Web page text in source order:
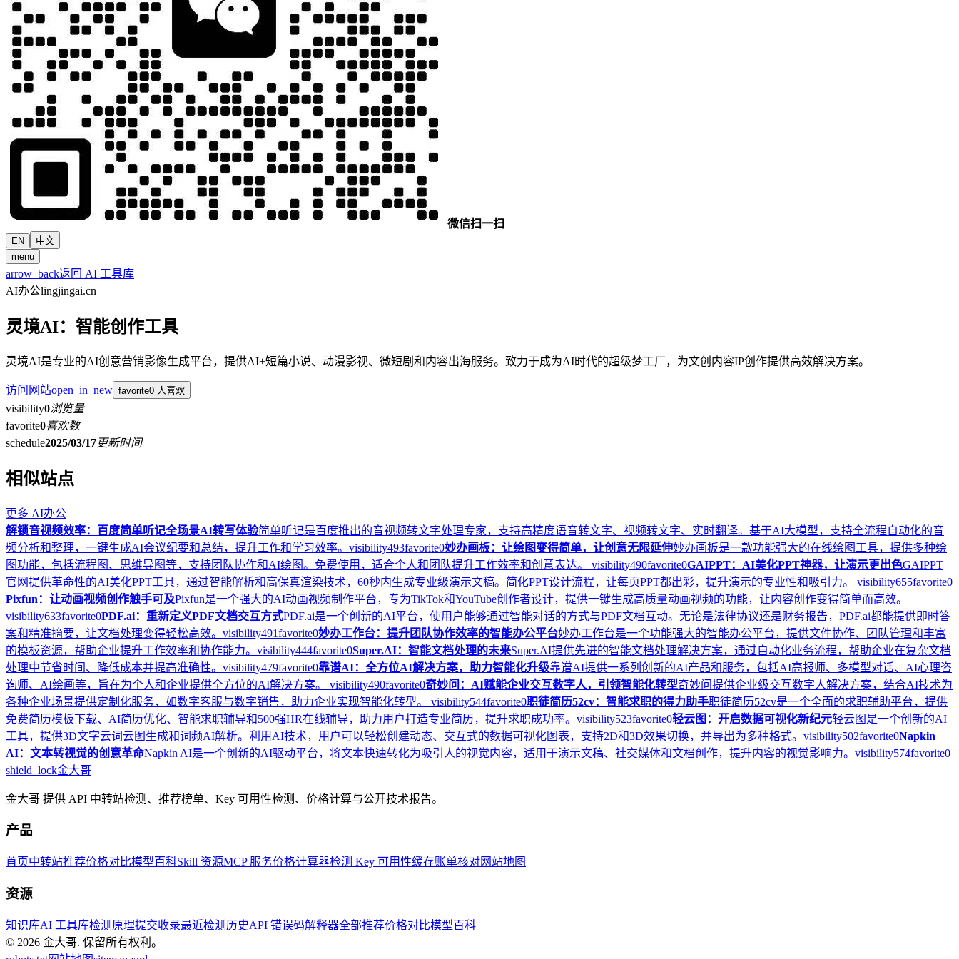
微信扫一扫
EN
中文
menu
arrow_back返回 AI 工具库
AI办公lingjingai.cn
灵境AI：智能创作工具
灵境AI是专业的AI创意营销影像生成平台，提供AI+短篇小说、动漫影视、微短剧和内容出海服务。致力于成为AI时代的超级梦工厂，为文创内容IP创作提供高效解决方案。
访问网站open_in_new favorite0 人喜欢
visibility0浏览量
favorite0喜欢数
schedule2025/03/17更新时间
相似站点
更多 AI办公
解锁音视频效率：百度简单听记全场景AI转写体验简单听记是百度推出的音视频转文字处理专家，支持高精度语音转文字、视频转文字、实时翻译。基于AI大模型，支持全流程自动化的音
频分析和整理，一键生成AI会议纪要和总结，提升工作和学习效率。 visibility493favorite0妙办画板：让绘图变得简单，让创意无限延伸妙办画板是一款功能强大的在线绘图工具，提供多种绘
图功能，包括流程图、思维导图等，支持团队协作和AI绘图。免费使用，适合个人和团队提升工作效率和创意表达。 visibility490favorite0GAIPPT：AI美化PPT神器，让演示更出色GAIPPT
官网提供革命性的AI美化PPT工具，通过智能解析和高保真渲染技术，60秒内生成专业级演示文稿。简化PPT设计流程，让每页PPT都出彩，提升演示的专业性和吸引力。 visibility655favorite0
Pixfun：让动画视频创作触手可及Pixfun是一个强大的AI动画视频制作平台，专为TikTok和YouTube创作者设计，提供一键生成高质量动画视频的功能，让内容创作变得简单而高效。
visibility633favorite0PDF.ai：重新定义PDF文档交互方式PDF.ai是一个创新的AI平台，使用户能够通过智能对话的方式与PDF文档互动。无论是法律协议还是财务报告，PDF.ai都能提供即时答
案和精准摘要，让文档处理变得轻松高效。 visibility491favorite0妙办工作台：提升团队协作效率的智能办公平台妙办工作台是一个功能强大的智能办公平台，提供文件协作、团队管理和丰富
的模板资源，帮助企业提升工作效率和协作能力。 visibility444favorite0Super.AI：智能文档处理的未来Super.AI提供先进的智能文档处理解决方案，通过自动化业务流程，帮助企业在复杂文档
处理中节省时间、降低成本并提高准确性。 visibility479favorite0靠谱AI：全方位AI解决方案，助力智能化升级靠谱AI提供一系列创新的AI产品和服务，包括AI高报师、多模型对话、AI心理咨
询师、AI绘画等，旨在为个人和企业提供全方位的AI解决方案。 visibility490favorite0奇妙问：AI赋能企业交互数字人，引领智能化转型奇妙问提供企业级交互数字人解决方案，结合AI技术为
各种企业场景提供定制化服务，如数字客服与数字销售，助力企业实现智能化转型。 visibility544favorite0职徒简历52cv：智能求职的得力助手职徒简历52cv是一个全面的求职辅助平台，提供
免费简历模板下载、AI简历优化、智能求职辅导和500强HR在线辅导，助力用户打造专业简历，提升求职成功率。 visibility523favorite0轻云图：开启数据可视化新纪元轻云图是一个创新的AI
工具，提供3D文字云词云图生成和词频AI解析。利用AI技术，用户可以轻松创建动态、交互式的数据可视化图表，支持2D和3D效果切换，并导出为多种格式。 visibility502favorite0Napkin
AI：文本转视觉的创意革命Napkin AI是一个创新的AI驱动平台，将文本快速转化为吸引人的视觉内容，适用于演示文稿、社交媒体和文档创作，提升内容的视觉影响力。 visibility574favorite0
shield_lock金大哥
金大哥 提供 API 中转站检测、推荐榜单、Key 可用性检测、价格计算与公开技术报告。
产品
首页中转站推荐价格对比模型百科Skill 资源MCP 服务价格计算器检测 Key 可用性缓存账单核对网站地图
资源
知识库AI 工具库检测原理提交收录最近检测历史API 错误码解释器全部推荐价格对比模型百科
© 2026 金大哥. 保留所有权利。